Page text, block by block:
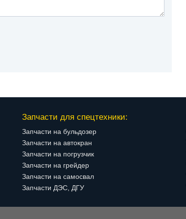
Запчасти для спецтехники:
Запчасти на бульдозер
Запчасти на автокран
Запчасти на погрузчик
Запчасти на грейдер
Запчасти на самосвал
Запчасти ДЭС, ДГУ